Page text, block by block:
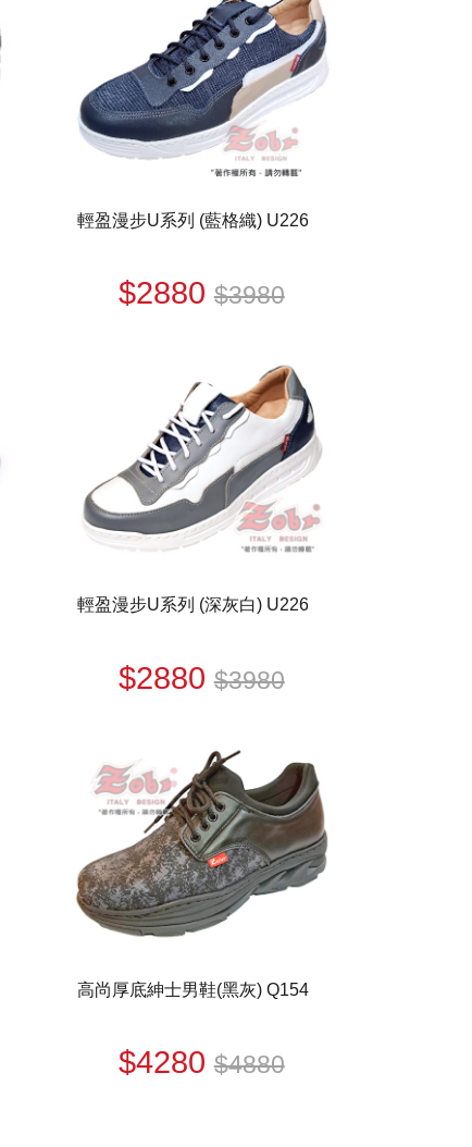
輕盈漫步U系列 (藍格織) U226
$2880$3980
輕盈漫步U系列 (深灰白) U226
$2880$3980
高尚厚底紳士男鞋(黑灰) Q154
$4280$4880